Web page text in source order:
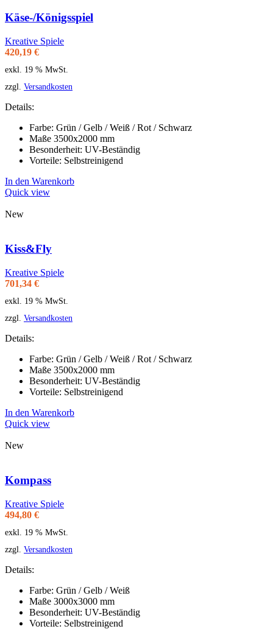
Käse-/Königsspiel
Kreative Spiele
420,19 €
exkl. 19 % MwSt.
zzgl. Versandkosten
Details:
Farbe: Grün / Gelb / Weiß / Rot / Schwarz
Maße 3500x2000 mm
Besonderheit: UV-Beständig
Vorteile: Selbstreinigend
In den Warenkorb
Quick view
New
Kiss&Fly
Kreative Spiele
701,34 €
exkl. 19 % MwSt.
zzgl. Versandkosten
Details:
Farbe: Grün / Gelb / Weiß / Rot / Schwarz
Maße 3500x2000 mm
Besonderheit: UV-Beständig
Vorteile: Selbstreinigend
In den Warenkorb
Quick view
New
Kompass
Kreative Spiele
494,80 €
exkl. 19 % MwSt.
zzgl. Versandkosten
Details:
Farbe: Grün / Gelb / Weiß
Maße 3000x3000 mm
Besonderheit: UV-Beständig
Vorteile: Selbstreinigend